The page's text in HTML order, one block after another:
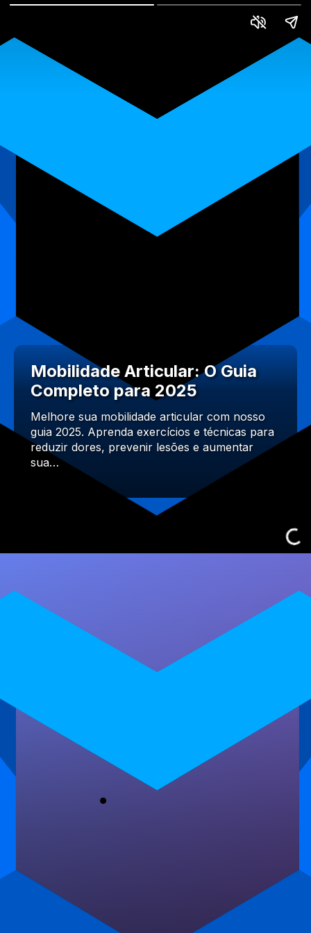
Mobilidade Articular: O Guia
Completo para 2025
Melhore sua mobilidade articular com nosso
guia 2025. Aprenda exercícios e técnicas para
reduzir dores, prevenir lesões e aumentar
sua…